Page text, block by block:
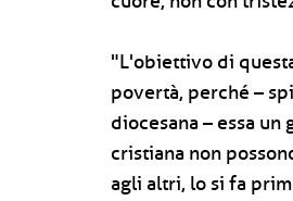
"L'obiettivo di
povertà, perché –
diocesana – essa
cristiana non
agli altri, lo si fa